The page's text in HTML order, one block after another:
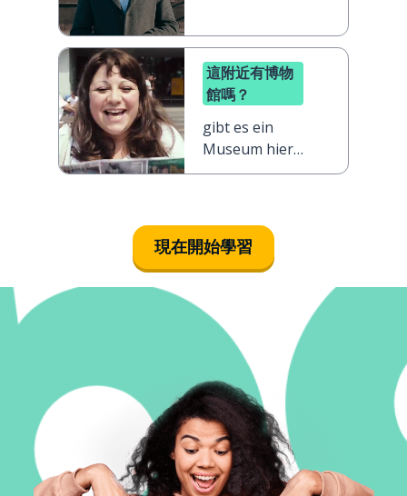
這附近有博物
館嗎？
gibt es ein
Museum hier
in der Nähe?
現在開始學習